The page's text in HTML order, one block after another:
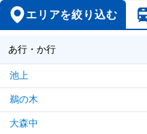
エリアを絞り込む
あ行・か行
池上
鵜の木
大森中